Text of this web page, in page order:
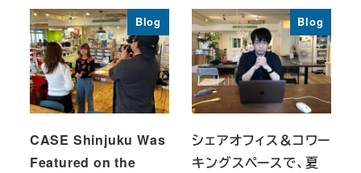
Blog
CASE Shinjuku Was
Featured on the
Blog
シェアオフィス＆コワー
キングスペースで、夏